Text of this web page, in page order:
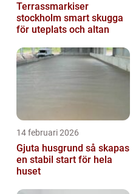
Terrassmarkiser
stockholm smart skugga
för uteplats och altan
14 februari 2026
Gjuta husgrund så skapas
en stabil start för hela
huset